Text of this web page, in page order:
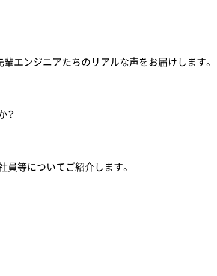
エンジニアたちのリアルな声をお届けします。
？
員等についてご紹介します。